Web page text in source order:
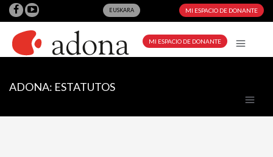
EUSKARA MI ESPACIO DE DONANTE
MI ESPACIO DE DONANTE
ADONA: ESTATUTOS